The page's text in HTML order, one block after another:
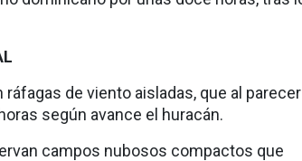
de viento aisladas, que al parecer
según avance el huracán.
campos nubosos compactos que